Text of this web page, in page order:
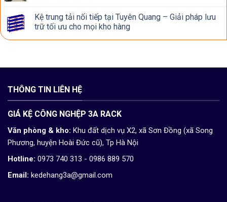
Kệ trung tải nối tiếp tại Tuyên Quang – Giải pháp lưu
trữ tối ưu cho mọi kho hàng
THÔNG TIN LIÊN HỆ
GIÁ KỆ CÔNG NGHỆP 3A RACK
Văn phòng & kho: Khu đất dịch vụ X2, xã Sơn Đồng (xã Song
Phương, huyện Hoài Đức cũ), Tp Hà Nội
Hotline: 0973 740 313 - 0986 889 570
Email: kedehang3a@gmail.com